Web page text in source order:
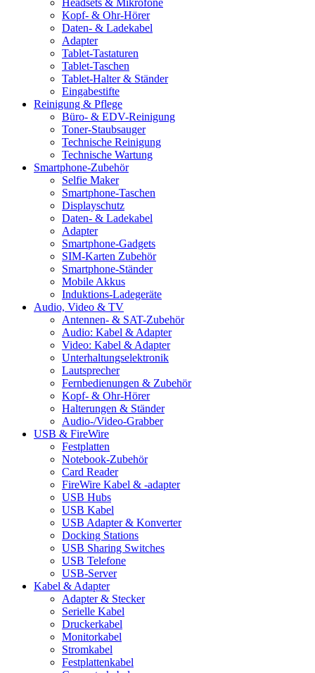
Headsets & Mikrofone
Kopf- & Ohr-Hörer
Daten- & Ladekabel
Adapter
Tablet-Tastaturen
Tablet-Taschen
Tablet-Halter & Ständer
Eingabestifte
Reinigung & Pflege
Büro- & EDV-Reinigung
Toner-Staubsauger
Technische Reinigung
Technische Wartung
Smartphone-Zubehör
Selfie Maker
Smartphone-Taschen
Displayschutz
Daten- & Ladekabel
Adapter
Smartphone-Gadgets
SIM-Karten Zubehör
Smartphone-Ständer
Mobile Akkus
Induktions-Ladegeräte
Audio, Video & TV
Antennen- & SAT-Zubehör
Audio: Kabel & Adapter
Video: Kabel & Adapter
Unterhaltungselektronik
Lautsprecher
Fernbedienungen & Zubehör
Kopf- & Ohr-Hörer
Halterungen & Ständer
Audio-/Video-Grabber
USB & FireWire
Festplatten
Notebook-Zubehör
Card Reader
FireWire Kabel & -adapter
USB Hubs
USB Kabel
USB Adapter & Konverter
Docking Stations
USB Sharing Switches
USB Telefone
USB-Server
Kabel & Adapter
Adapter & Stecker
Serielle Kabel
Druckerkabel
Monitorkabel
Stromkabel
Festplattenkabel